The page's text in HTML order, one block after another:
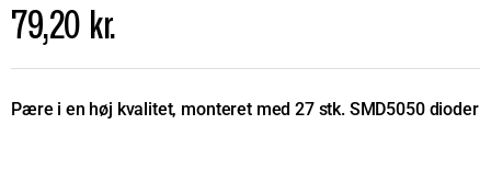
79,20 kr.
Pære i en høj kvalitet, monteret med 27 stk. SMD5050 dioder